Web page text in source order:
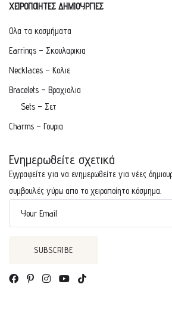
ΧΕΙΡΟΠΟΙΗΤΕΣ ΔΗΜΙΟΥΡΓΙΕΣ
Ολα τα κοσμήματα
Earrings – Σκουλαρικια
Necklaces – Κολιε
Bracelets – Βραχιολια
Sets – Σετ
Charms – Γουρια
Ενημερωθείτε σχετικά
Εγγραφείτε για να ενημερωθείτε για νέες
συμβουλές γύρω απο το χειροποίητο κόσμημα.
Your Email